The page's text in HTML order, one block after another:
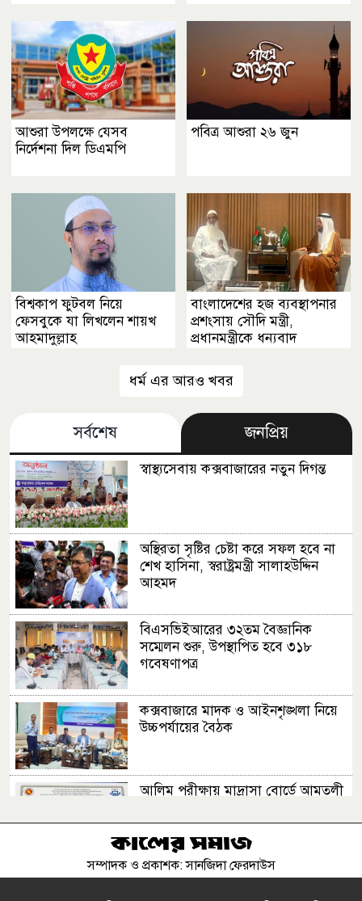
আশুরা উপলক্ষে যেসব
নির্দেশনা দিল ডিএমপি
পবিত্র আশুরা ২৬ জুন
বিশ্বকাপ ফুটবল নিয়ে
ফেসবুকে যা লিখলেন শায়খ
আহমাদুল্লাহ
বাংলাদেশের হজ ব্যবস্থাপনার
প্রশংসায় সৌদি মন্ত্রী,
প্রধানমন্ত্রীকে ধন্যবাদ
ধর্ম এর আরও খবর
সর্বশেষ জনপ্রিয়
স্বাস্থ্যসেবায় কক্সবাজারের নতুন দিগন্ত
অস্থিরতা সৃষ্টির চেষ্টা করে সফল হবে না
শেখ হাসিনা, স্বরাষ্ট্রমন্ত্রী সালাহউদ্দিন
আহমদ
বিএসভিইআরের ৩২তম বৈজ্ঞানিক
সম্মেলন শুরু, উপস্থাপিত হবে ৩১৮
গবেষণাপত্র
কক্সবাজারে মাদক ও আইনশৃঙ্খলা নিয়ে
উচ্চপর্যায়ের বৈঠক
আলিম পরীক্ষায় মাদ্রাসা বোর্ডে আমতলী
শিশুতোষ পপ-আপ বই "শহীদ জিয়ার
সম্পাদক ও প্রকাশক: সানজিদা ফেরদাউস